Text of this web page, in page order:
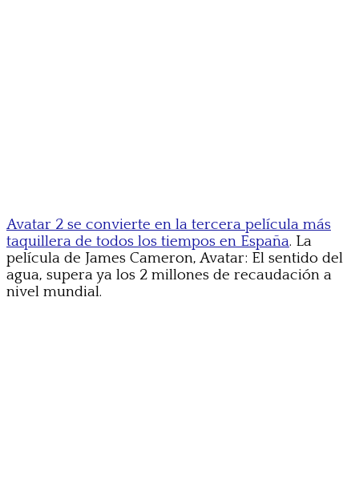
Avatar 2 se convierte en la tercera película más
taquillera de todos los tiempos en España. La
película de James Cameron, Avatar: El sentido del
agua, supera ya los 2 millones de recaudación a
nivel mundial.